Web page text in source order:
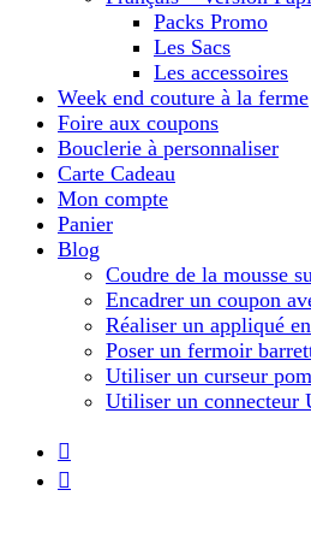
Packs Promo
Les Sacs
Les accessoires
Week end couture à la ferme
Foire aux coupons
Bouclerie à personnaliser
Carte Cadeau
Mon compte
Panier
Blog
Coudre de la mousse
Encadrer un coupon
Réaliser un appliqué
Poser un fermoir
Utiliser un curseur
Utiliser un connecteur